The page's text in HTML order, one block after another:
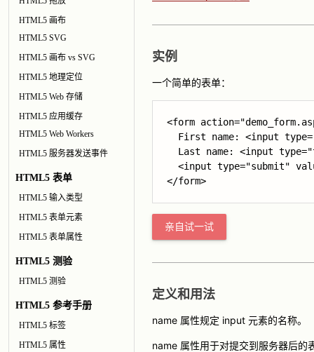
HTML5 画布
HTML5 SVG
HTML5 画布 vs SVG
HTML5 地理定位
HTML5 Web 存储
HTML5 应用缓存
HTML5 Web Workers
HTML5 服务器发送事件
HTML5 表单
HTML5 输入类型
HTML5 表单元素
HTML5 表单属性
HTML5 测验
HTML5 测验
HTML5 参考手册
HTML5 标签
HTML5 属性
实例
一个简单的表单：
<form
First name: <input
Last name: <input
<input type="submit"
亲自试一试
定义和用法
name 属性规定 input 元素的名称。
name 属性用于对提交到服务器后